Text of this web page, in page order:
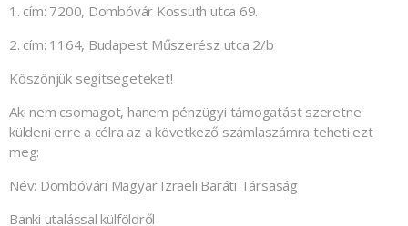
1. cím: 7200, Dombóvár Kossuth utca 69.
2. cím: 1164, Budapest Műszerész utca 2/b
Köszönjük segítségeteket!
Aki nem csomagot, hanem pénzügyi támogatást szeretne
küldeni erre a célra az a következő számlaszámra teheti ezt
meg:
Név: Dombóvári Magyar Izraeli Baráti Társaság
Banki utalással külföldről